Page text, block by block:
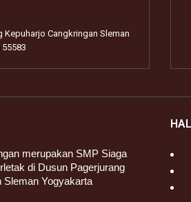
Kepuharjo Cangkringan Sleman
merupakan SMP Siaga
di Dusun Pagerjurang
Sleman Yogyakarta